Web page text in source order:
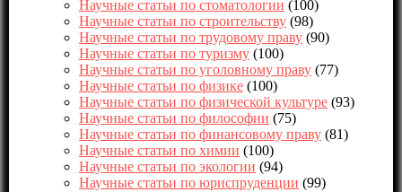
Научные статьи по стоматологии (100)
Научные статьи по строительству (98)
Научные статьи по трудовому праву (90)
Научные статьи по туризму (100)
Научные статьи по уголовному праву (77)
Научные статьи по физике (100)
Научные статьи по физической культуре (93)
Научные статьи по философии (75)
Научные статьи по финансовому праву (81)
Научные статьи по химии (100)
Научные статьи по экологии (94)
Научные статьи по юриспруденции (99)